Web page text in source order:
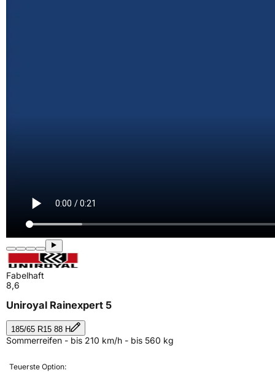
Fabelhaft
8,6
Uniroyal Rainexpert 5
185/65 R15 88 H
Sommerreifen - bis 210 km/h - bis 560 kg
Teuerste Option: